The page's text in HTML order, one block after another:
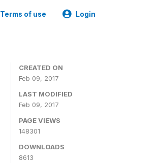
Terms of use Login
CREATED ON
Feb 09, 2017
LAST MODIFIED
Feb 09, 2017
PAGE VIEWS
148301
DOWNLOADS
8613